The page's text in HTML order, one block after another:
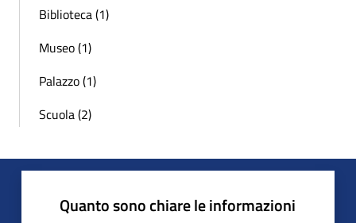
Biblioteca (1)
Museo (1)
Palazzo (1)
Scuola (2)
Quanto sono chiare le informazioni